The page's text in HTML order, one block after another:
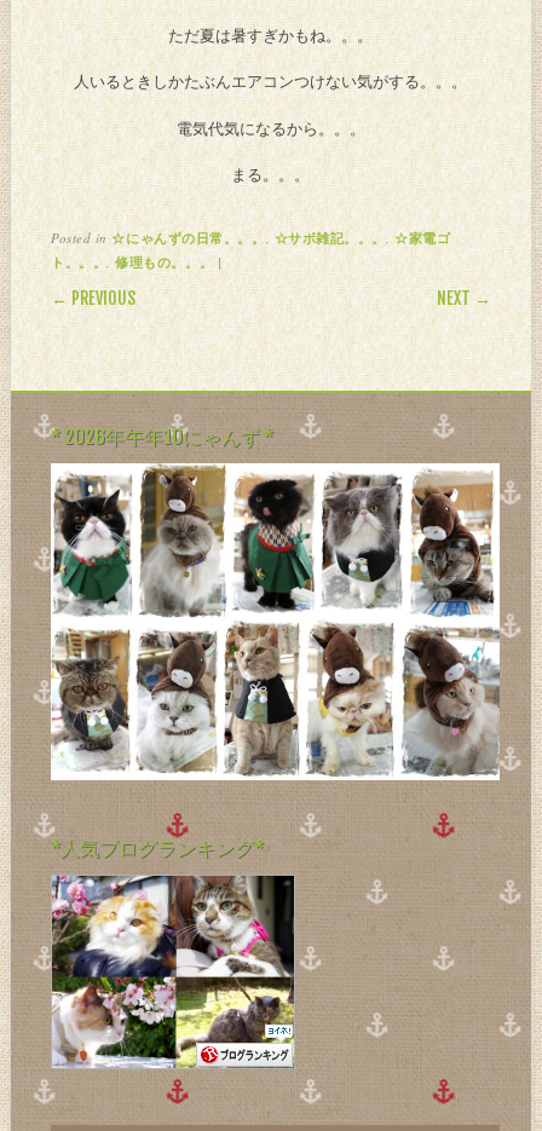
ただ夏は暑すぎかもね。。。
人いるときしかたぶんエアコンつけない気がする。。。
電気代気になるから。。。
まる。。。
Posted in☆にゃんずの日常。。。,☆サボ雑記。。。 ,☆家電ゴ
ト。。。 ,修理もの。。。 |
POST NAVIGATION
← PREVIOUS NEXT →
* 2026年午年10にゃんず *
*人気ブログランキング*